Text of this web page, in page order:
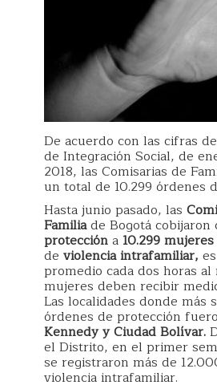
De acuerdo con las cifras
de Integración Social, de
2018, las Comisarias de
un total de 10.299 órdenes
Hasta junio pasado, las
Familiade Bogotá cobijaron
proteccióna 10.299 mujeres
de violencia intrafamiliar,
promedio cada dos horas al
mujeres deben recibir
Las localidades donde más
órdenes de protección
Kennedy y Ciudad Bolívar.
el Distrito, en el primer
se registraron más de
violencia intrafamiliar.